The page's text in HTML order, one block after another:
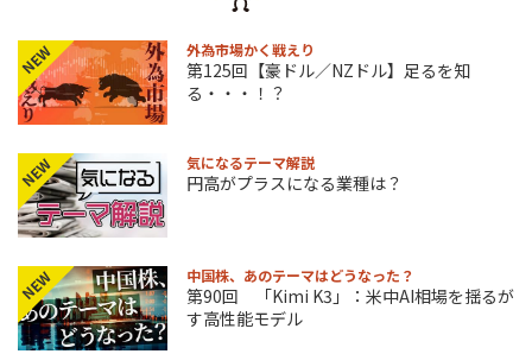
NEW 外為市場かく戦えり
第125回【豪ドル／NZドル】足るを知
る・・・！？
NEW 気になるテーマ解説
円高がプラスになる業種は？
NEW 中国株、あのテーマはどうなった？
第90回 「Kimi K3」：米中AI相場を揺るが
す高性能モデル